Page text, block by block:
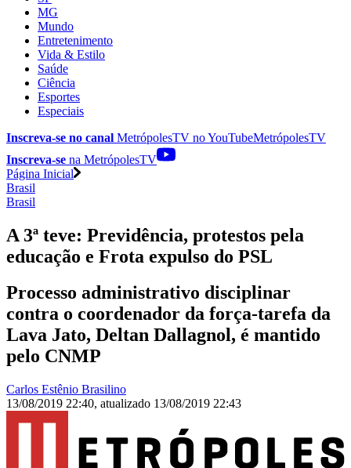
MG
Mundo
Entretenimento
Vida & Estilo
Saúde
Ciência
Esportes
Especiais
Inscreva-se no canal MetrópolesTV noYouTubeMetrópolesTV
Inscreva-se na MetrópolesTV
Página Inicial
Brasil
Brasil
A 3ª teve: Previdência, protestos pela
educação e Frota expulso do PSL
Processo administrativo disciplinar
contra o coordenador da força-tarefa da
Lava Jato, Deltan Dallagnol, é mantido
pelo CNMP
Carlos Estênio Brasilino
13/08/2019 22:40, atualizado 13/08/2019 22:43